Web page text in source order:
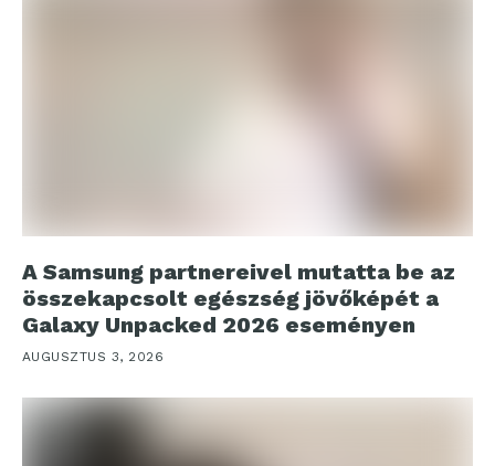
A Samsung partnereivel mutatta be az
összekapcsolt egészség jövőképét a
Galaxy Unpacked 2026 eseményen
AUGUSZTUS 3, 2026